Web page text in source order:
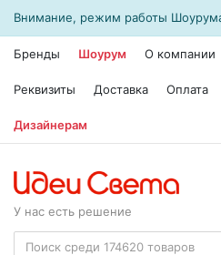
Внимание, режим работы
Бренды Шоурум О компании
Реквизиты Доставка Оплата
Дизайнерам
У нас есть решение